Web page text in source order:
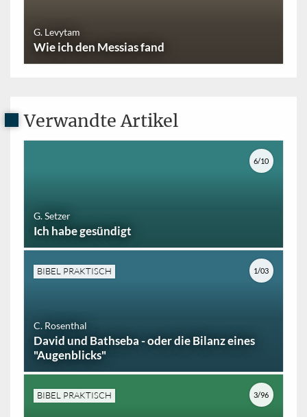
G. Levytam
Wie ich den Messias fand
Verwandte Artikel
G. Setzer
Ich habe gesündigt
6/10
BIBEL PRAKTISCH
C. Rosenthal
David und Bathseba - oder die Bilanz eines
"Augenblicks"
1/03
BIBEL PRAKTISCH 3/96